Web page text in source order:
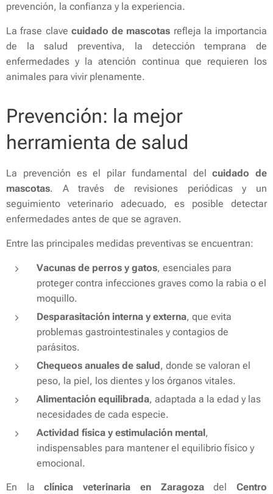
prevención, la confianza y la experiencia.
La frase clave cuidado de mascotas refleja la importancia
de la salud preventiva, la detección temprana de
enfermedades y la atención continua que requieren los
animales para vivir plenamente.
Prevención: la mejor
herramienta de salud
La prevención es el pilar fundamental delcuidado de
mascotas. A través de revisiones periódicas y un
seguimiento veterinario adecuado, es posible detectar
enfermedades antes de que se agraven.
Entre las principales medidas preventivas se encuentran:
Vacunas de perros y gatos, esenciales para
proteger contra infecciones graves como la rabia o el
moquillo.
Desparasitación interna y externa, que evita
problemas gastrointestinales y contagios de
parásitos.
Chequeos anuales de salud, donde se valoran el
peso, la piel, los dientes y los órganos vitales.
Alimentación equilibrada, adaptada a la edad y las
necesidades de cada especie.
Actividad física y estimulación mental,
indispensables para mantener el equilibrio físico y
emocional.
En laclínica veterinaria en ZaragozadelCentro